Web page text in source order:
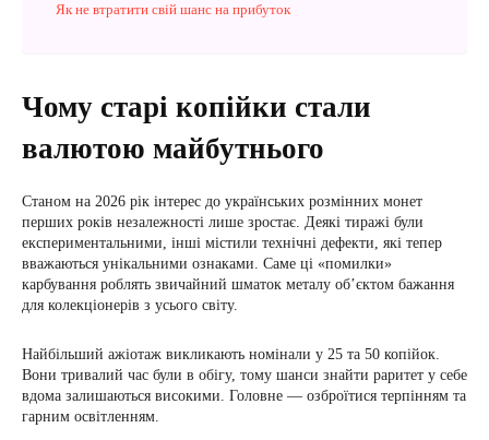
Як не втратити свій шанс на прибуток
Чому старі копійки стали
валютою майбутнього
Станом на 2026 рік інтерес до українських розмінних монет
перших років незалежності лише зростає. Деякі тиражі були
експериментальними, інші містили технічні дефекти, які тепер
вважаються унікальними ознаками. Саме ці «помилки»
карбування роблять звичайний шматок металу об’єктом бажання
для колекціонерів з усього світу.
Найбільший ажіотаж викликають номінали у 25 та 50 копійок.
Вони тривалий час були в обігу, тому шанси знайти раритет у себе
вдома залишаються високими. Головне — озброїтися терпінням та
гарним освітленням.